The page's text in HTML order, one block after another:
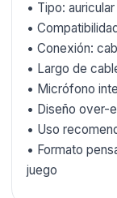
• Tipo:
•
• Conexión:
• Largo de
• Micrófono
• Diseño over-
• Uso
• Formato
juego